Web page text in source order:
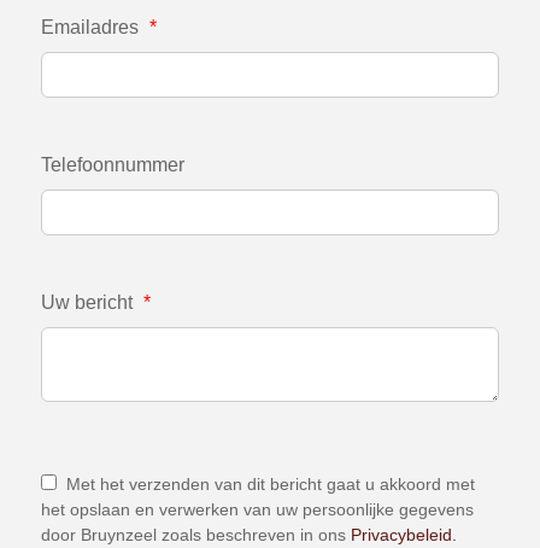
Emailadres *
Telefoonnummer
Uw bericht *
Met het verzenden van dit bericht gaat u akkoord met
het opslaan en verwerken van uw persoonlijke gegevens
door Bruynzeel zoals beschreven in ons Privacybeleid.